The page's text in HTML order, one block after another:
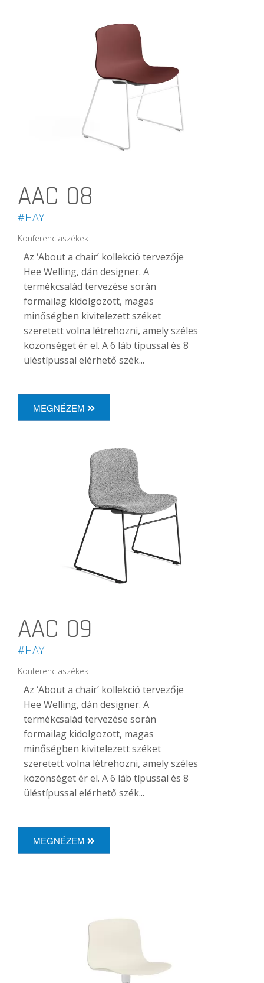
AAC 08
#HAY
Konferenciaszékek
Az ‘About a chair’ kollekció tervezője
Hee Welling, dán designer. A
termékcsalád tervezése során
formailag kidolgozott, magas
minőségben kivitelezett széket
szeretett volna létrehozni, amely széles
közönséget ér el. A 6 láb típussal és 8
üléstípussal elérhető szék...
MEGNÉZEM
AAC 09
#HAY
Konferenciaszékek
Az ‘About a chair’ kollekció tervezője
Hee Welling, dán designer. A
termékcsalád tervezése során
formailag kidolgozott, magas
minőségben kivitelezett széket
szeretett volna létrehozni, amely széles
közönséget ér el. A 6 láb típussal és 8
üléstípussal elérhető szék...
MEGNÉZEM